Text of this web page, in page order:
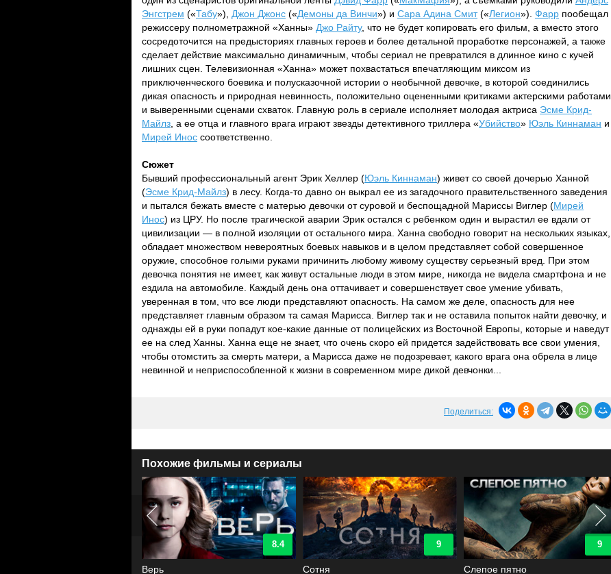
Энгстрем («Табу»), Джон Джонс («Демоны да Винчи») и Сара Адина Смит(«Легион»). Фарр пообещал
режиссеру полнометражной «Ханны» Джо Райту, что не будет копировать его фильм, а вместо этого
сосредоточится на предысториях главных героев и более детальной проработке персонажей, а также
сделает действие максимально динамичным, чтобы сериал не превратился в длинное кино с кучей
лишних сцен. Телевизионная «Ханна» может похвастаться впечатляющим миксом из
приключенческого боевика и полусказочной истории о необычной девочке, в которой соединились
дикая опасность и природная невинность, положительно оцененными критиками актерскими работами
и выверенными сценами схваток. Главную роль в сериале исполняет молодая актриса Эсме Крид-
Майлз , а ее отца и главного врага играют звезды детективного триллера «Убийство» Юэль Киннаман и
Мирей Инос соответственно.
Сюжет
Бывший профессиональный агент Эрик Хеллер (Юэль Киннаман) живет со своей дочерью Ханной
(Эсме Крид-Майлз) в лесу. Когда-то давно он выкрал ее из загадочного правительственного заведения
и пытался бежать вместе с матерью девочки от суровой и беспощадной Мариссы Виглер (Мирей
Инос) из ЦРУ. Но после трагической аварии Эрик остался с ребенком один и вырастил ее вдали от
цивилизации — в полной изоляции от остального мира. Ханна свободно говорит на нескольких языках,
обладает множеством невероятных боевых навыков и в целом представляет собой совершенное
оружие, способное голыми руками причинить любому живому существу серьезный вред. При этом
девочка понятия не имеет, как живут остальные люди в этом мире, никогда не видела смартфона и не
ездила на автомобиле. Каждый день она оттачивает и совершенствует свое умение убивать,
уверенная в том, что все люди представляют опасность. На самом же деле, опасность для нее
представляет главным образом та самая Марисса. Виглер так и не оставила попыток найти девочку, и
однажды ей в руки попадут кое-какие данные от полицейских из Восточной Европы, которые и наведут
ее на след Ханны. Ханна еще не знает, что очень скоро ей придется задействовать все свои умения,
чтобы отомстить за смерть матери, а Марисса даже не подозревает, какого врага она обрела в лице
невинной и неприспособленной к жизни в современном мире дикой девчонки...
Поделиться:
Похожие фильмы и сериалы
8.4
Верь
9
Сотня
9
Слепое пятно